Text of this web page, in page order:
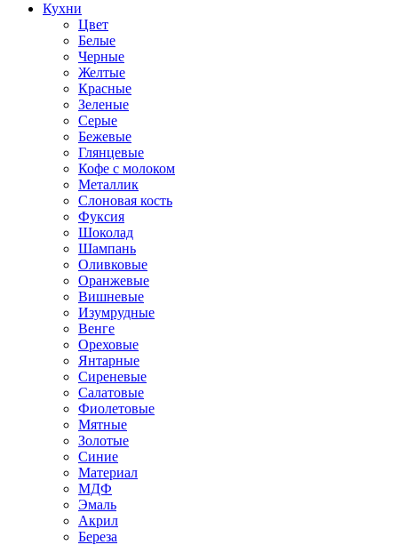
Кухни
Цвет
Белые
Черные
Желтые
Красные
Зеленые
Серые
Бежевые
Глянцевые
Кофе с молоком
Металлик
Слоновая кость
Фуксия
Шоколад
Шампань
Оливковые
Оранжевые
Вишневые
Изумрудные
Венге
Ореховые
Янтарные
Сиреневые
Салатовые
Фиолетовые
Мятные
Золотые
Синие
Материал
МДФ
Эмаль
Акрил
Береза